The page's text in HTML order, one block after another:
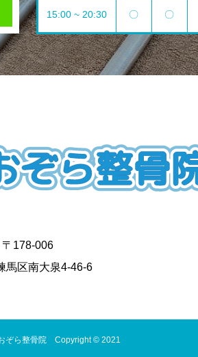
15:00 ~ 20:30 〇 〇
〒178-006
馬区南大泉4-46-6
ぞら整骨院 Copyright © 2021